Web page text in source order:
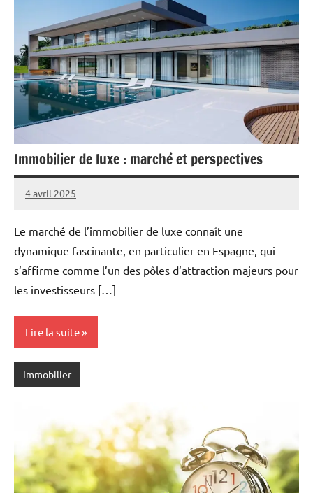
Immobilier de luxe : marché et perspectives
4 avril 2025
Marise
Aucun
Le marché de l’immobilier de luxe connaît une
dynamique fascinante, en particulier en Espagne, qui
s’affirme comme l’un des pôles d’attraction majeurs pour
les investisseurs […]
Lire la suite
Immobilier